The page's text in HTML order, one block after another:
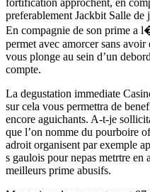
preferablement Jackbit Salle de
En compagnie de son prime a
permet avec amorcer sans
vous plonge au sein d’un
compte.
La degustation immediate
sur cela vous permettra de
encore aguichants. A-t-je
que l’on nomme du pourboire
adroit organisent par exemple
s gaulois pour nepas metrtre en
meilleurs prime abusifs.